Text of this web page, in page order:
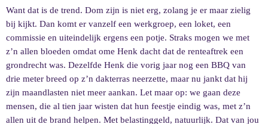
Want dat is de trend. Dom zijn is niet erg, zolang je er maar zielig
bij kijkt. Dan komt er vanzelf een werkgroep, een loket, een
commissie en uiteindelijk ergens een potje. Straks mogen we met
z’n allen bloeden omdat ome Henk dacht dat de renteaftrek een
grondrecht was. Dezelfde Henk die vorig jaar nog een BBQ van
drie meter breed op z’n dakterras neerzette, maar nu jankt dat hij
zijn maandlasten niet meer aankan. Let maar op: we gaan deze
mensen, die al tien jaar wisten dat hun feestje eindig was, met z’n
allen uit de brand helpen. Met belastinggeld, natuurlijk. Dat van jou